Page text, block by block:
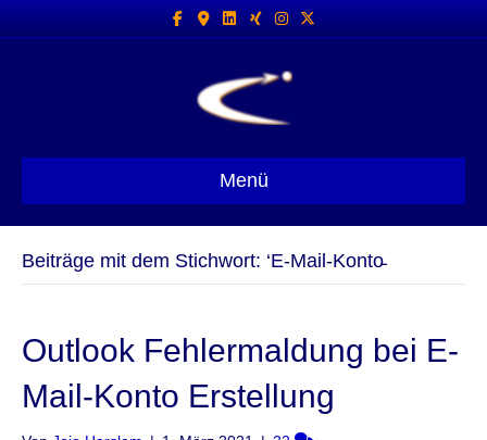
FacebookGoogle-maps
Linkedin
Xing InstagramX-twitter
Menü
Beiträge mit dem Stichwort: ‘E-Mail-Konto̵
Outlook Fehlermaldung bei E-
Mail-Konto Erstellung